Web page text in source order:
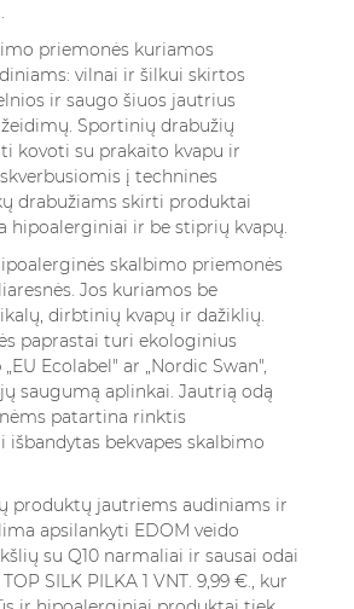
priemonės kuriamos
vilnai ir šilkui skirtos
ir saugo šiuos jautrius
Sportinių drabužių
kovoti su prakaito kvapu ir
į technines
drabužiams skirti produktai
hipoalerginiai ir be stiprių kvapų.
skalbimo priemonės
Jos kuriamos be
dirbtinių kvapų ir dažiklių.
paprastai turi ekologinius
Ecolabel" ar „Nordic Swan",
saugumą aplinkai. Jautrią odą
patartina rinktis
bekvapes skalbimo
produktų jautriems audiniams ir
apsilankyti EDOM veido
su Q10 narmaliai ir sausai odai
SILK PILKA 1 VNT. 9,99 €., kur